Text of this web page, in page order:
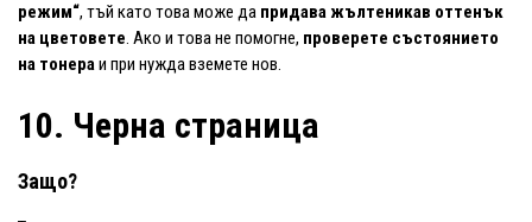
режим“, тъй като това може да придава жълтеникав оттенък
на цветовете. Ако и това не помогне, проверете състоянието
на тонераи при нужда вземете нов.
10. Черна страница
Защо?